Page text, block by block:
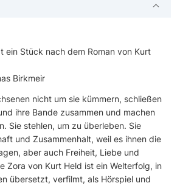
ein Stück nach dem Roman von Kurt
Birkmeir
nicht um sie kümmern, schließen
ihre Bande zusammen und machen
Sie stehlen, um zu überleben. Sie
und Zusammenhalt, weil es ihnen die
aber auch Freiheit, Liebe und
Zora von Kurt Held ist ein Welterfolg, in
übersetzt, verfilmt, als Hörspiel und